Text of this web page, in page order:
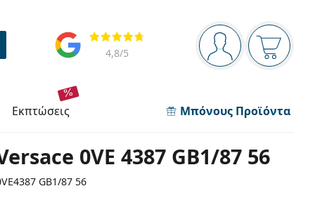
Πίνακας πλοήγησης
Είστε
Το
Αξιολογήσεις
4,8/5
εκπτώσεις Μπόνους Προϊόντα
0VE 4387 GB1/87 56
GB1/87 56